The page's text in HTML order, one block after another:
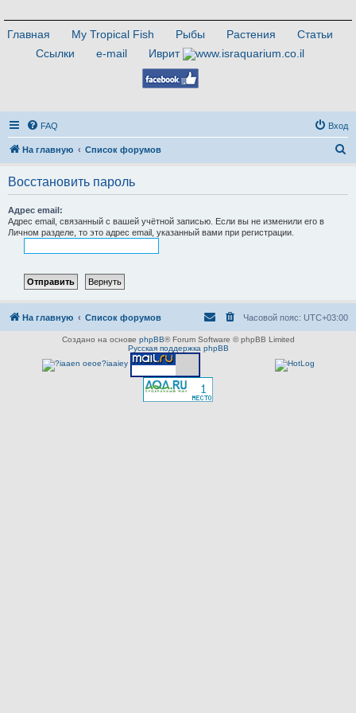
Главная My Tropical Fish Рыбы Растения
Статьи
Ссылки
e-mail Иврит
FAQ Вход
На главную Список форумов
Восстановить пароль
Адрес email:
Адрес email, связанный с вашей учётной записью. Если вы не изменили его в
Личном разделе, то это адрес email, указанный вами при регистрации.
На главную Список форумов Часовой пояс: UTC+03:00
Создано на основе phpBB® Forum Software © phpBB Limited
Русская поддержка phpBB